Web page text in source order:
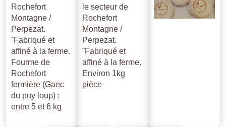
Rochefort
Montagne /
Perpezat.
¨Fabriqué et
affiné à la ferme.
Fourme de
Rochefort
fermière (Gaec
du puy loup) :
entre 5 et 6 kg
le secteur de
Rochefort
Montagne /
Perpezat.
¨Fabriqué et
affiné à la ferme.
Environ 1kg
pièce